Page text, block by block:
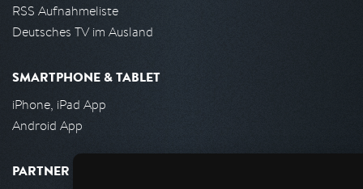
RSS Aufnahmeliste
Deutsches TV im Ausland
SMARTPHONE & TABLET
iPhone, iPad App
Android App
PARTNER